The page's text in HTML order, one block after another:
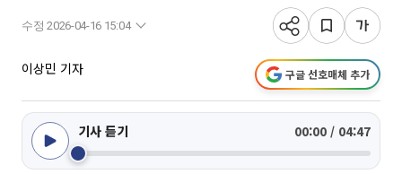
수정 2026-04-16 15:04
이상민 기자 구글 선호매체 추가
기사 듣기 00:00 / 04:47